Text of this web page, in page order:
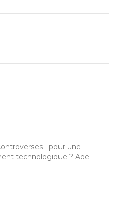
: pour une
technologique ? Adel